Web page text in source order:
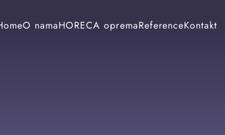
O namaHORECA opremaReferenceKontakt